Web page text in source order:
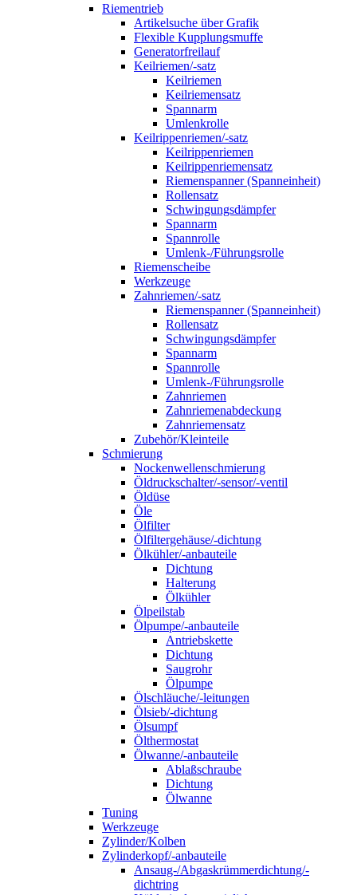
Riementrieb
Artikelsuche über Grafik
Flexible Kupplungsmuffe
Generatorfreilauf
Keilriemen/-satz
Keilriemen
Keilriemensatz
Spannarm
Umlenkrolle
Keilrippenriemen/-satz
Keilrippenriemen
Keilrippenriemensatz
Riemenspanner (Spanneinheit)
Rollensatz
Schwingungsdämpfer
Spannarm
Spannrolle
Umlenk-/Führungsrolle
Riemenscheibe
Werkzeuge
Zahnriemen/-satz
Riemenspanner (Spanneinheit)
Rollensatz
Schwingungsdämpfer
Spannarm
Spannrolle
Umlenk-/Führungsrolle
Zahnriemen
Zahnriemenabdeckung
Zahnriemensatz
Zubehör/Kleinteile
Schmierung
Nockenwellenschmierung
Öldruckschalter/-sensor/-ventil
Öldüse
Öle
Ölfilter
Ölfiltergehäuse/-dichtung
Ölkühler/-anbauteile
Dichtung
Halterung
Ölkühler
Ölpeilstab
Ölpumpe/-anbauteile
Antriebskette
Dichtung
Saugrohr
Ölpumpe
Ölschläuche/-leitungen
Ölsieb/-dichtung
Ölsumpf
Ölthermostat
Ölwanne/-anbauteile
Ablaßschraube
Dichtung
Ölwanne
Tuning
Werkzeuge
Zylinder/Kolben
Zylinderkopf/-anbauteile
Ansaug-/Abgaskrümmerdichtung/-
dichtring